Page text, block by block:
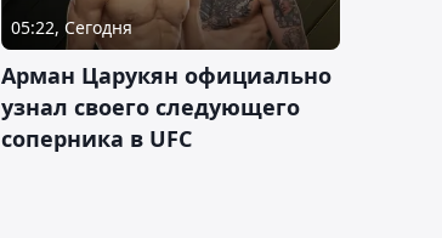
05:22, Сегодня
Арман Царукян официально
узнал своего следующего
соперника в UFC